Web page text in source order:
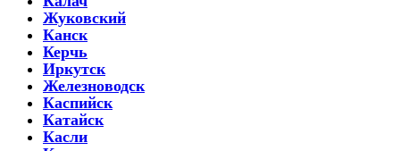
Жуковский
Канск
Керчь
Иркутск
Железноводск
Каспийск
Катайск
Касли